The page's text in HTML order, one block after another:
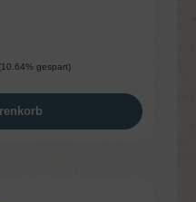
(10.64% gespart)